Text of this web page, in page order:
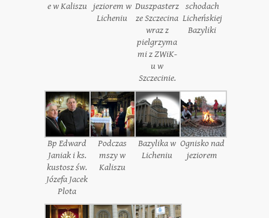
e w Kaliszu jeziorem w
Licheniu
Duszpasterz
ze Szczecina
wraz z
pielgrzyma
mi z ZWiK-
u w
Szczecinie.
schodach
Licheńskiej
Bazyliki
Bp Edward
Janiak i ks.
kustosz św.
Józefa Jacek
Plota
Podczas
mszy w
Kaliszu
Bazylika w
Licheniu
Ognisko nad
jeziorem